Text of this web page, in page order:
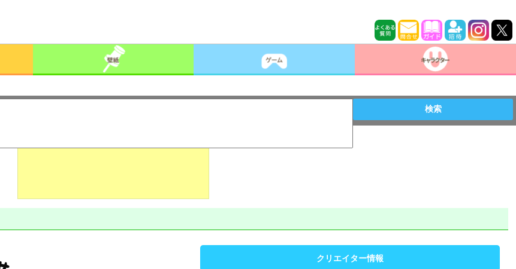
検索
クリエイター情報